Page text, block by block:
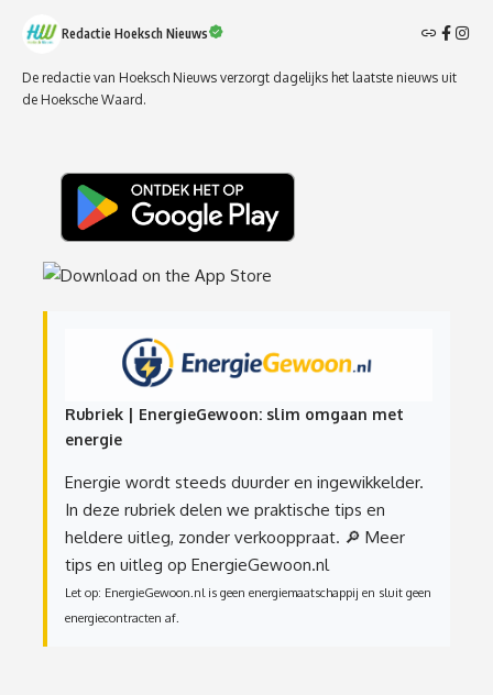
Redactie Hoeksch Nieuws
De redactie van Hoeksch Nieuws verzorgt dagelijks het laatste nieuws uit
de Hoeksche Waard.
Rubriek | EnergieGewoon: slim omgaan met
energie
Energie wordt steeds duurder en ingewikkelder.
In deze rubriek delen we praktische tips en
heldere uitleg, zonder verkooppraat. 🔎 Meer
tips en uitleg op EnergieGewoon.nl
Let op: EnergieGewoon.nl is geen energiemaatschappij en sluit geen
energiecontracten af.